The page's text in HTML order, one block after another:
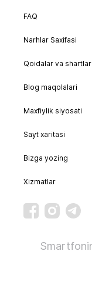
FAQ
Narhlar Saxifasi
Qoidalar va shartlar
Blog maqolalari
Maxfiylik siyosati
Sayt xaritasi
Bizga yozing
Xizmatlar